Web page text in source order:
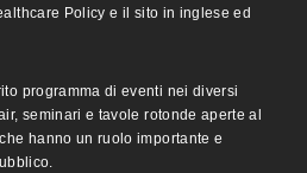
Policy e il sito in inglese ed
programma di eventi nei diversi
seminari e tavole rotonde aperte al
hanno un ruolo importante e